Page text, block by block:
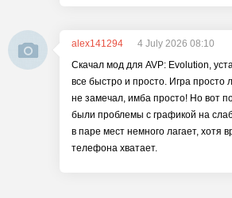
alex141294
4 July 2026 08:10
Скачал мод для AVP: Evolution,
все быстро и просто. Игра просто
не замечал, имба просто! Но вот
были проблемы с графикой на
в паре мест немного лагает, хотя
телефона хватает.